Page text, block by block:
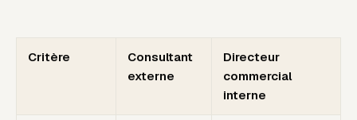
Critère
Consultant
externe
Directeur
commercial
interne